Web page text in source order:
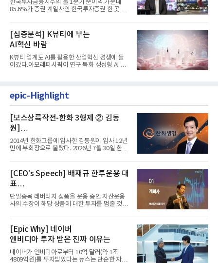
한국투자금융지주의 올 1분기 순이익 가운데
85.6%가 증권 계열사인 한국투자증권 한 곳에
[심층분석] K뷰티에 부는
AI혁신 바람
K뷰티 업계도 AI를 활용한 산업혁신 경쟁에 들
어갔다.아모레퍼시픽이 연구 특화 생성형 AI 플
epic-Highlight
[보스상륙작전-한화 3형제 ② 김동
원]
입사 12년 만에 금융계열 수장 등극
2014년 한화그룹에 입사한 김동원이 입사 12년
만에 부회장으로 올랐다. 2026년 7월 30일 한화
[CEO's Speech] 배재규 한투운용 대
표
“개별종목 레버리지 투자 지금이라도
멈춰라”
단일종목 레버리지 상품을 운용 중인 자산운용
사의 수장이 해당 상품에 대한 투자를 멈출 것을
[Epic Why] 네이버
엔비디아 투자 받은 진짜 이유는
네이버가 엔비디아로부터 10억 달러(약 1조
4809억원)를 투자받았다는 뉴스는 단순한 자금